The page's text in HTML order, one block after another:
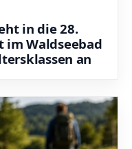
in die 28.
im Waldseebad
an